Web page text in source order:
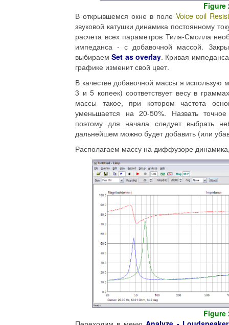
Figure
В открывшемся окне в поле Voice coil
звуковой катушки динамика постоянному
расчета всех параметров Тиля-Смолла
импеданса - с добавочной массой.
выбираемSet as overlay. Кривая
графике изменит свой цвет.
В качестве добавочной массы я
3 и 5 копеек) соответствует весу в
массы такое, при котором частота
уменьшается на 20-50%. Назвать
поэтому для начала следует выбрать
дальнейшем можно будет добавить (или
Располагаем массу на диффузоре
Figure